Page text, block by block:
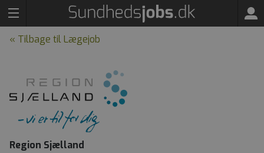
« Tilbage til Lægejob
Region Sjælland